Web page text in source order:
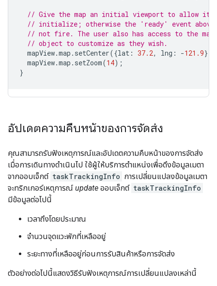
// Give the map an initial viewport to allow it
// initialize; otherwise the 'ready' event above
// not fire. The user also has access to the
// object to customize as they wish.
mapView.map . setCenter({lat : 37.2, lng : -121.9});
mapView.map . setZoom(14);
}
อัปเดตความคืบหน้าของการจัดส่ง
คุณสามารถรับฟังเหตุการณ์และอัปเดตความคืบหน้าของการจัดส่ง
เมื่อการเดินทางดำเนินไป ใช้ผู้ให้บริการตำแหน่งเพื่อดึงข้อมูลเมตา
จากออบเจ็กต์ taskTrackingInfo การเปลี่ยนแปลงข้อมูลเมตา
จะทริกเกอร์เหตุการณ์ update ออบเจ็กต์ taskTrackingInfo
มีข้อมูลต่อไปนี้
เวลาถึงโดยประมาณ
จำนวนจุดแวะพักที่เหลืออยู่
ระยะทางที่เหลืออยู่ก่อนการรับสินค้าหรือการจัดส่ง
ตัวอย่างต่อไปนี้แสดงวิธีรับฟังเหตุการณ์การเปลี่ยนแปลงเหล่านี้